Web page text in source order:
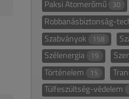
Paksi Atomerőmű 30
Robbanásbiztonság-
Szabványok 158
Szélenergia 19
Történelem 15
Túlfeszültség-védelem